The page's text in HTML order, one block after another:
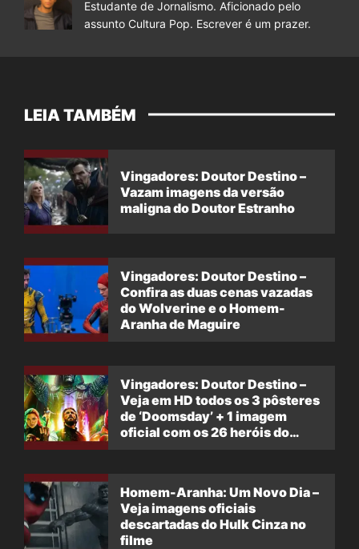
Estudante de Jornalismo. Aficionado pelo
assunto Cultura Pop. Escrever é um prazer.
LEIA TAMBÉM
Vingadores: Doutor Destino –
Vazam imagens da versão
maligna do Doutor Estranho
Vingadores: Doutor Destino –
Confira as duas cenas vazadas
do Wolverine e o Homem-
Aranha de Maguire
Vingadores: Doutor Destino –
Veja em HD todos os 3 pôsteres
de ‘Doomsday’ + 1 imagem
oficial com os 26 heróis do
Homem-Aranha: Um Novo Dia –
Veja imagens oficiais
descartadas do Hulk Cinza no
filme